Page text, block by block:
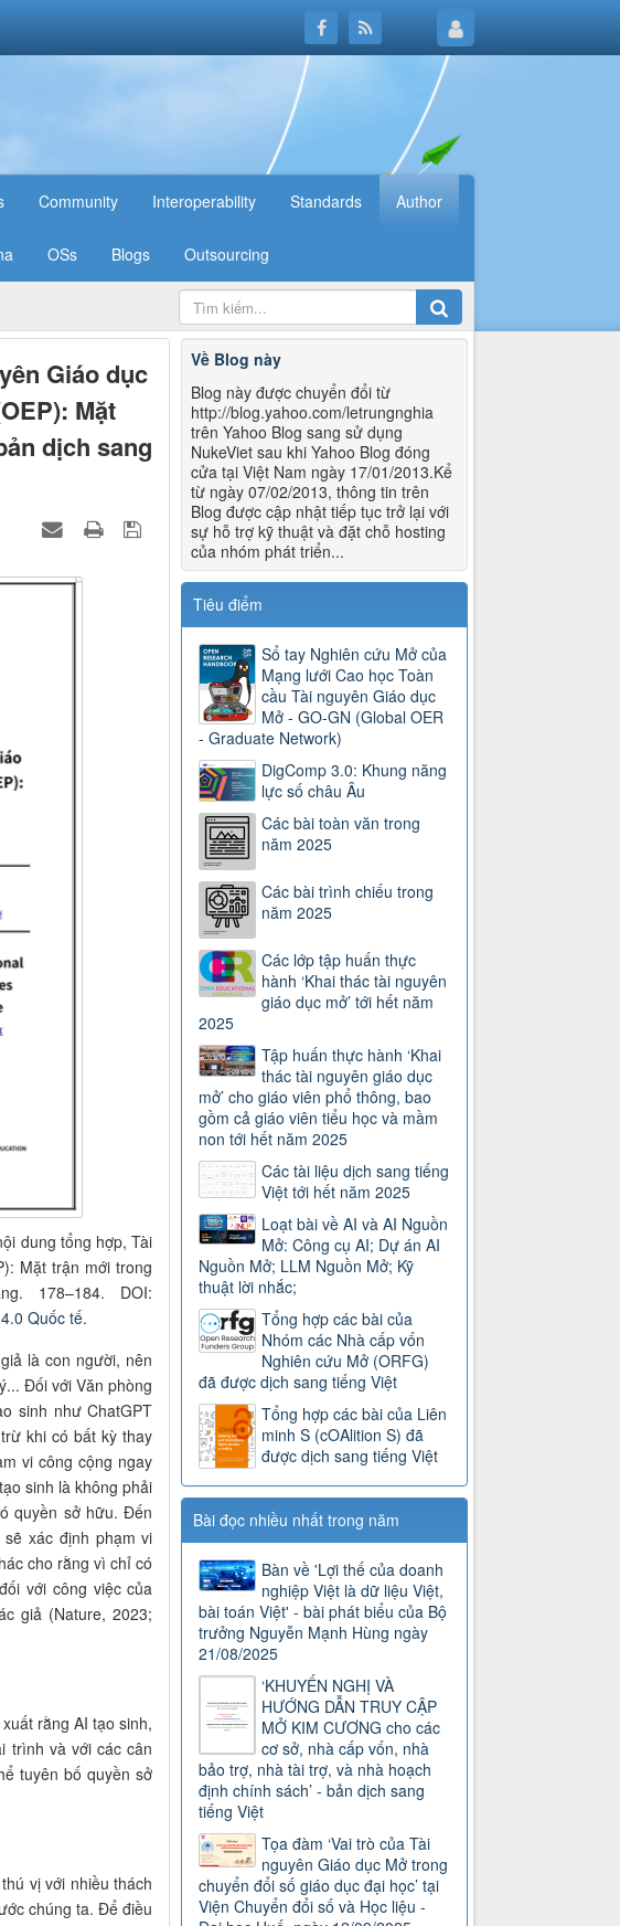
Community Interoperability Standards Author
OSs Blogs Outsourcing
Giáo dục
Mặt
dịch sang
dung tổng hợp,Tài
Mặt trận mới trong
178–184. DOI:
Quốc tế.
là con người, nên
Đối với Văn phòng
sinh như ChatGPT
khi có bất kỳ thay
vi công cộng ngay
sinh là không phải
quyền sở hữu. Đến
xác định phạm vi
cho rằng vì chỉ có
với công việc của
giả (Nature, 2023;
rằng AI tạo sinh,
trình và với các cân
tuyên bố quyền sở
vị với nhiều thách
chúng ta. Để điều
Về Blog này
Blog này được chuyển đổi từ
http://blog.yahoo.com/letrungnghia
trên Yahoo Blog sang sử dụng
NukeViet sau khi Yahoo Blog đóng
cửa tại Việt Nam ngày 17/01/2013.Kể
từ ngày 07/02/2013, thông tin trên
Blog được cập nhật tiếp tục trở lại với
sự hỗ trợ kỹ thuật và đặt chỗ hosting
của nhóm phát triển...
Tiêu điểm
Sổ tay Nghiên cứu Mở của
Mạng lưới Cao học Toàn
cầu Tài nguyên Giáo dục
Mở - GO-GN (Global OER
- Graduate Network)
DigComp 3.0: Khung năng
lực số châu Âu
Các bài toàn văn trong
năm 2025
Các bài trình chiếu trong
năm 2025
Các lớp tập huấn thực
hành ‘Khai thác tài nguyên
giáo dục mở’ tới hết năm
2025
Tập huấn thực hành ‘Khai
thác tài nguyên giáo dục
mở’ cho giáo viên phổ thông, bao
gồm cả giáo viên tiểu học và mầm
non tới hết năm 2025
Các tài liệu dịch sang tiếng
Việt tới hết năm 2025
Loạt bài về AI và AI Nguồn
Mở: Công cụ AI; Dự án AI
Nguồn Mở; LLM Nguồn Mở; Kỹ
thuật lời nhắc;
Tổng hợp các bài của
Nhóm các Nhà cấp vốn
Nghiên cứu Mở (ORFG)
đã được dịch sang tiếng Việt
Tổng hợp các bài của Liên
minh S (cOAlition S) đã
được dịch sang tiếng Việt
Bài đọc nhiều nhất trong năm
Bàn về 'Lợi thế của doanh
nghiệp Việt là dữ liệu Việt,
bài toán Việt' - bài phát biểu của Bộ
trưởng Nguyễn Mạnh Hùng ngày
21/08/2025
‘KHUYẾN NGHỊ VÀ
HƯỚNG DẪN TRUY CẬP
MỞ KIM CƯƠNG cho các
cơ sở, nhà cấp vốn, nhà
bảo trợ, nhà tài trợ, và nhà hoạch
định chính sách’ - bản dịch sang
tiếng Việt
Tọa đàm ‘Vai trò của Tài
nguyên Giáo dục Mở trong
chuyển đổi số giáo dục đại học’ tại
Viện Chuyển đổi số và Học liệu -